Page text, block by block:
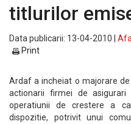
titlurilor
Data publicarii: 13-04-2010 |
Print
Ardaf a incheiat o majorare
actionarii firmei de
operatiunii de crestere a
dispozitie, potrivit unui